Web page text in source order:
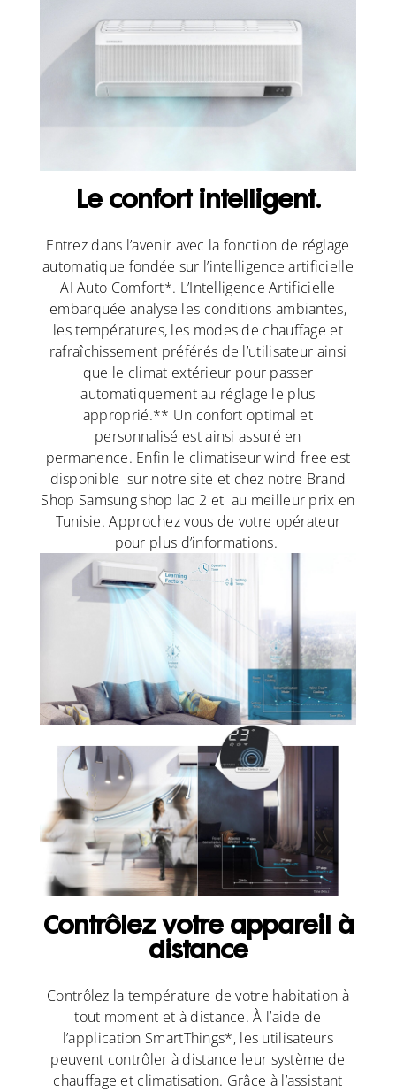
Le confort intelligent.
Entrez dans l’avenir avec la fonction de réglage
automatique fondée sur l’intelligence artificielle
AI Auto Comfort*. L’Intelligence Artificielle
embarquée analyse les conditions ambiantes,
les températures, les modes de chauffage et
rafraîchissement préférés de l’utilisateur ainsi
que le climat extérieur pour passer
automatiquement au réglage le plus
approprié.** Un confort optimal et
personnalisé est ainsi assuré en
permanence. Enfin le climatiseur wind free est
disponible sur notre site et chez notre Brand
Shop Samsung shop lac 2 et au meilleur prix en
Tunisie. Approchez vous de votre opérateur
pour plus d’informations.
Contrôlez votre appareil à
distance
Contrôlez la température de votre habitation à
tout moment et à distance. À l’aide de
l’application SmartThings*, les utilisateurs
peuvent contrôler à distance leur système de
chauffage et climatisation. Grâce à l’assistant